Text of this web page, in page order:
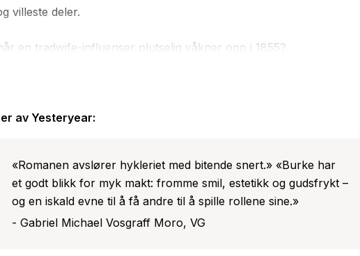
villeste deler.
en tradwife-influenser plutselig våkner opp i 1855?
deler hun med millioner av følgere på sosiale medier, uten å
livet til Natalie tar slutt når hun en morgen våkner opp i en
verden. Barna er skitne, huset har ikke strøm, og mannen
faktisk i åkeren. Har hun blitt sendt tilbake i tid? Blir hun testet av
av Yesteryear:
«Romanen avslører hykleriet med bitende snert.» «Burke har
et godt blikk for myk makt: fromme smil, estetikk og gudsfrykt –
og en iskald evne til å få andre til å spille rollene sine.»
- Gabriel Michael Vosgraff Moro, VG